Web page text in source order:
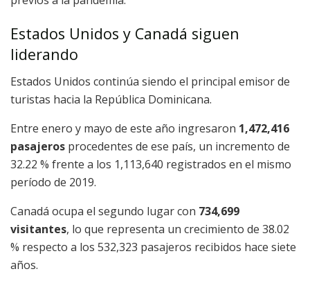
Estados Unidos y Canadá siguen
liderando
Estados Unidos continúa siendo el principal emisor de
turistas hacia la República Dominicana.
Entre enero y mayo de este año ingresaron 1,472,416
pasajeros procedentes de ese país, un incremento de
32.22 % frente a los 1,113,640 registrados en el mismo
período de 2019.
Canadá ocupa el segundo lugar con 734,699
visitantes, lo que representa un crecimiento de 38.02
% respecto a los 532,323 pasajeros recibidos hace siete
años.